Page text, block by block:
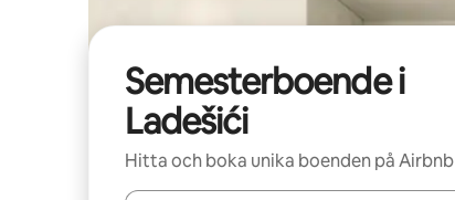
Semesterboende i
Ladešići
Hitta och boka unika boenden på Airbnb